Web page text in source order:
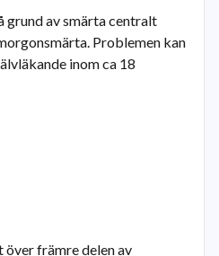
grund av smärta centralt
Problemen kan
inom ca 18
främre delen av